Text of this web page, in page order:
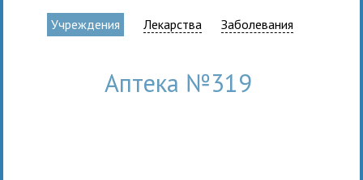
Учреждения Лекарства Заболевания
Аптека №319